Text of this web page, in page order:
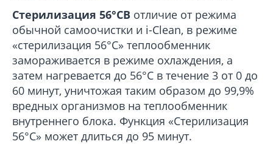
Стерилизация 56°СВ отличие от режима
обычной самоочистки и i-Clean, в режиме
«стерилизация 56°С» теплообменник
замораживается в режиме охлаждения, а
затем нагревается до 56°С в течение 3 от 0 до
60 минут, уничтожая таким образом до 99,9%
вредных организмов на теплообменник
внутреннего блока. Функция «Стерилизация
56°С» может длиться до 95 минут.